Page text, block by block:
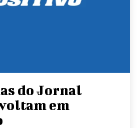
do Jornal
em